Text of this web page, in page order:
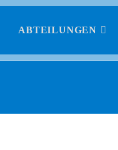
ABTEILUNGEN